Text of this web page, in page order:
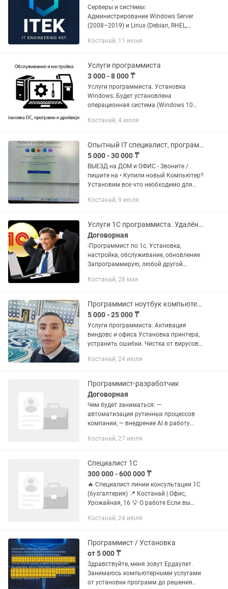
Серверы и системы:
Администрирование Windows Server
(2008–2019) и Linux (Debian, RHEL,
Directory, DNS, DHCP, VPN. RAID (0, 1, 5, 6,
Костанай, 11 июня
Услуги программиста
3 000 - 8 000 ₸
Услуги программиста. Установка
Windows: Будет установлена
операционная система (Windows 10
устройство ) драйвера, и набор
Костанай, 4 июля
Опытный IT специалист, программист
5 000 - 30 000 ₸
ВЫЕЗД на ДОМ и ОФИС - Звоните /
пишите на • Купили новый Компьютер?
Установим все что необходимо для
ноутбуком пишите ! • Решение
Костанай, 9 июля
Услуги 1С программиста. Удалёнка.
Договорная
-Программист по 1с. Установка,
настройка, обслуживание, обновление
Запрограммирую, любой другой
••••• • IT - УСЛУГИ ПРОГРАММИСТА • Все
Костанай, 28 мая
Программист ноутбук компьютеров
5 000 - 25 000 ₸
Услуги программиста: Активация
виндовс и офиса Установка принтера,
устранить ошибки. Чистка от вирусов
office 2021 NClayer Adobe Acrobat
Костанай, 24 июля
Программист-разработчик
Договорная
Чем будет заниматься: —
автоматизация рутинных процессов
компании, — внедрение AI в работу
интеграции CRM / / / Google Sheets /
инструментов, —...
Костанай, 27 июля
Специалист 1С
300 000 - 600 000 ₸
🔥 Специалист линии консультации 1С
(бухгалтерия) 📍 Костанай | Офис,
Урожайная, 16 💡 О работе Если вы
специалист 1С - это вакансия для вас.
Костанай, 24 июля
Программист / Установка
от 5 000 ₸
Здрaвствуйтe, меня зовут Ердаулет.
Занимаюсь компьютерными услугами
от уcтaнoвки прогpамм до решения